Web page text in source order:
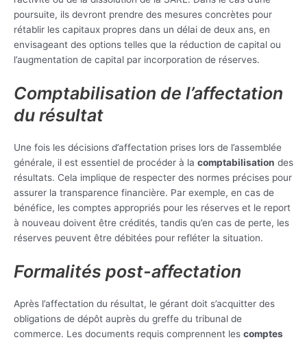
poursuite, ils devront prendre des mesures concrètes pour
rétablir les capitaux propres dans un délai de deux ans, en
envisageant des options telles que la réduction de capital ou
l’augmentation de capital par incorporation de réserves.
Comptabilisation de l’affectation
du résultat
Une fois les décisions d’affectation prises lors de l’assemblée
générale, il est essentiel de procéder à la comptabilisation des
résultats. Cela implique de respecter des normes précises pour
assurer la transparence financière. Par exemple, en cas de
bénéfice, les comptes appropriés pour les réserves et le report
à nouveau doivent être crédités, tandis qu’en cas de perte, les
réserves peuvent être débitées pour refléter la situation.
Formalités post-affectation
Après l’affectation du résultat, le gérant doit s’acquitter des
obligations de dépôt auprès du greffe du tribunal de
commerce. Les documents requis comprennent les comptes